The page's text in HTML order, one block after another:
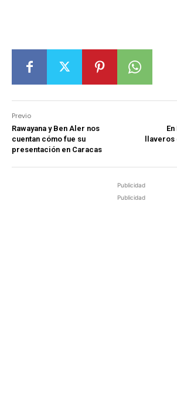
Previo
Rawayana y Ben Aler nos
cuentan cómo fue su
presentación en Caracas
Publicidad
Publicidad